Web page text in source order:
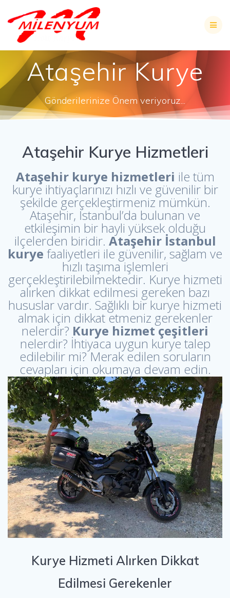
Ataşehir Kurye
Gönderilerinize Önem veriyoruz...
Ataşehir Kurye Hizmetleri
Ataşehir kurye hizmetleri ile tüm
kurye ihtiyaçlarınızı hızlı ve güvenilir bir
şekilde gerçekleştirmeniz mümkün.
Ataşehir, İstanbul’da bulunan ve
etkileşimin bir hayli yüksek olduğu
ilçelerden biridir. Ataşehir İstanbul
kurye faaliyetleri ile güvenilir, sağlam ve
hızlı taşıma işlemleri
gerçekleştirilebilmektedir. Kurye hizmeti
alırken dikkat edilmesi gereken bazı
hususlar vardır. Sağlıklı bir kurye hizmeti
almak için dikkat etmeniz gerekenler
nelerdir? Kurye hizmet çeşitleri
nelerdir? İhtiyaca uygun kurye talep
edilebilir mi? Merak edilen soruların
cevapları için okumaya devam edin.
Kurye Hizmeti Alırken Dikkat
Edilmesi Gerekenler